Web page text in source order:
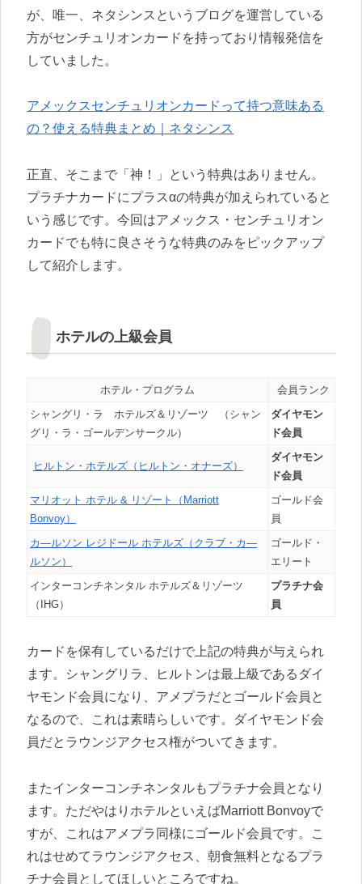
が、唯一、ネタシンスというブログを運営している
方がセンチュリオンカードを持っており情報発信を
していました。
アメックスセンチュリオンカードって持つ意味ある
の？使える特典まとめ｜ネタシンス
正直、そこまで「神！」という特典はありません。
プラチナカードにプラスαの特典が加えられていると
いう感じです。今回はアメックス・センチュリオン
カードでも特に良さそうな特典のみをピックアップ
して紹介します。
ホテルの上級会員
ホテル・プログラム
会員ランク
シャングリ・ラ ホテルズ＆リゾーツ （シャン
グリ・ラ・ゴールデンサークル）
ダイヤモン
ド会員
ヒルトン・ホテルズ（ヒルトン・オナーズ）
ダイヤモン
ド会員
マリオット ホテル & リゾート（ Marriott
Bonvoy）
ゴールド会
員
カ―ルソン レジドール ホテルズ（クラブ・カ―
ルソン）
ゴールド・
エリート
インターコンチネンタル ホテルズ＆リゾーツ
（IHG）
プラチナ会
員
カードを保有しているだけで上記の特典が与えられ
ます。シャングリラ、ヒルトンは最上級であるダイ
ヤモンド会員になり、アメプラだとゴールド会員と
なるので、これは素晴らしいです。ダイヤモンド会
員だとラウンジアクセス権がついてきます。
またインターコンチネンタルもプラチナ会員となり
ます。ただやはりホテルといえばMarriott Bonvoyで
すが、これはアメプラ同様にゴールド会員です。こ
れはせめてラウンジアクセス、朝食無料となるプラ
チナ会員としてほしいところですね。